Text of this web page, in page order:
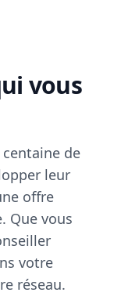
vous
de
leur
offre
Que vous
votre
réseau.